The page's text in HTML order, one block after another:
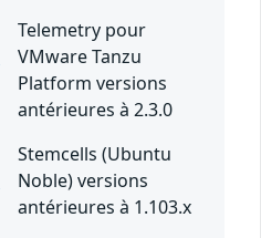
Telemetry pour
VMware Tanzu
Platform versions
antérieures à 2.3.0
Stemcells (Ubuntu
Noble) versions
antérieures à 1.103.x